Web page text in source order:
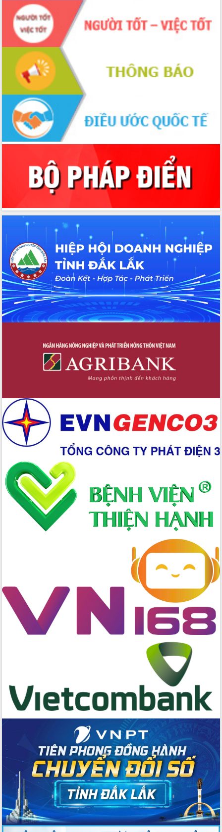
Đẩy mạnh cải cách hành chính, quyết
tâm đạt được mục tiêu tăng trưởng
hai con số trong năm 2026
Tổ chức trang trọng Lễ hội Đền thờ
Lương Văn Chánh năm 2026
Phó Bí thư Tỉnh ủy Đắk Lắk Đỗ Hữu
Huy giữ chức Bí thư Đảng ủy Ủy Ban
Nhân dân tỉnh
Bệnh án điện tử thúc đẩy chuyển đổi
số y tế tại Đắk Lắk
Chuyển đổi số thư viện: Mở rộng
không gian tri thức trong thời đại số
Đánh giá, rút kinh nghiệm công tác tổ
chức diễn tập trước ngày bầu cử
Chương trình “Gặp gỡ hữu nghị –
Friendship Meeting New Year 2026”
Bầu cử Quốc hội và HĐND: Cử tri Đắk
phiếu
Đắk Lắk sẵn sàng các điều kiện cho
Ngày hội bầu cử đại biểu Quốc hội
khóa XVI và HĐND các cấp nhiệm kỳ
2026-2031
Đảm bảo cuộc bầu cử đại biểu Quốc
hội và đại biểu HĐND các cấp diễn ra
an toàn, hiệu quả, đúng quy định
Thủ tướng Chính phủ Phạm Minh Chính
kiểm tra, chỉ đạo hoàn thành các dự
án cao tốc và thăm khu tái định cư tại
Sôi nổi Hội đua ngựa truyền thống Gò
Thì Thùng mừng Xuân Bính Ngọ 2026
Lãnh đạo tỉnh dâng hương tưởng niệm
tại Đập Đồng Cam đầu Xuân Bính Ngọ
trưởng đạt 5,86% trong năm 2026
UBND tỉnh Đắk Lắk triển khai công tác
quốc phòng, quân sự địa phương năm
2026
Đắk Lắk tập trung toàn lực khắc phục
tồn tại IUU, sẵn sàng làm việc với
Đoàn thanh tra EC
Chủ tịch UBND tỉnh Tạ Anh Tuấn thăm,
chúc mừng các bệnh viện nhân Ngày
Thầy thuốc Việt Nam
Rộn ràng lễ hội truyền thống Sông
nước Đà Nông lần thứ I năm 2026
Kỳ họp Chuyên đề lần thứ Năm, HĐND
2026-2031
Phát động hai phong trào thi đua quan
trọng trong kỷ nguyên mới
Hội nghị lần thứ tư Ban Chỉ đạo công
tác bầu cử tỉnh Đắk Lắk
tại Đắk Lắk
Hội nghị Ban Chấp hành Đảng bộ tỉnh
Đắk Lắk lần thứ 2 (mở rộng)
nhanh tiến độ Tuyến đường bộ ven
biển
Gỡ khó, khởi công xây dựng, sửa chữa
toàn bộ nhà ở cho hộ dân đúng tiến độ
đề ra
UBND tỉnh Đắk Lắk tổng kết công tác
quốc phòng, quân sự địa phương năm
2025
Tập trung triển khai quyết liệt, đồng bộ
các giải pháp nhằm thực hiện hiệu quả